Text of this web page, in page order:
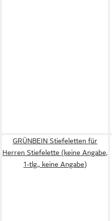
GRÜNBEIN Stiefeletten für
Herren Stiefelette (keine Angabe,
1-tlg., keine Angabe)